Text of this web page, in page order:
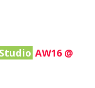
Studio AW16 @